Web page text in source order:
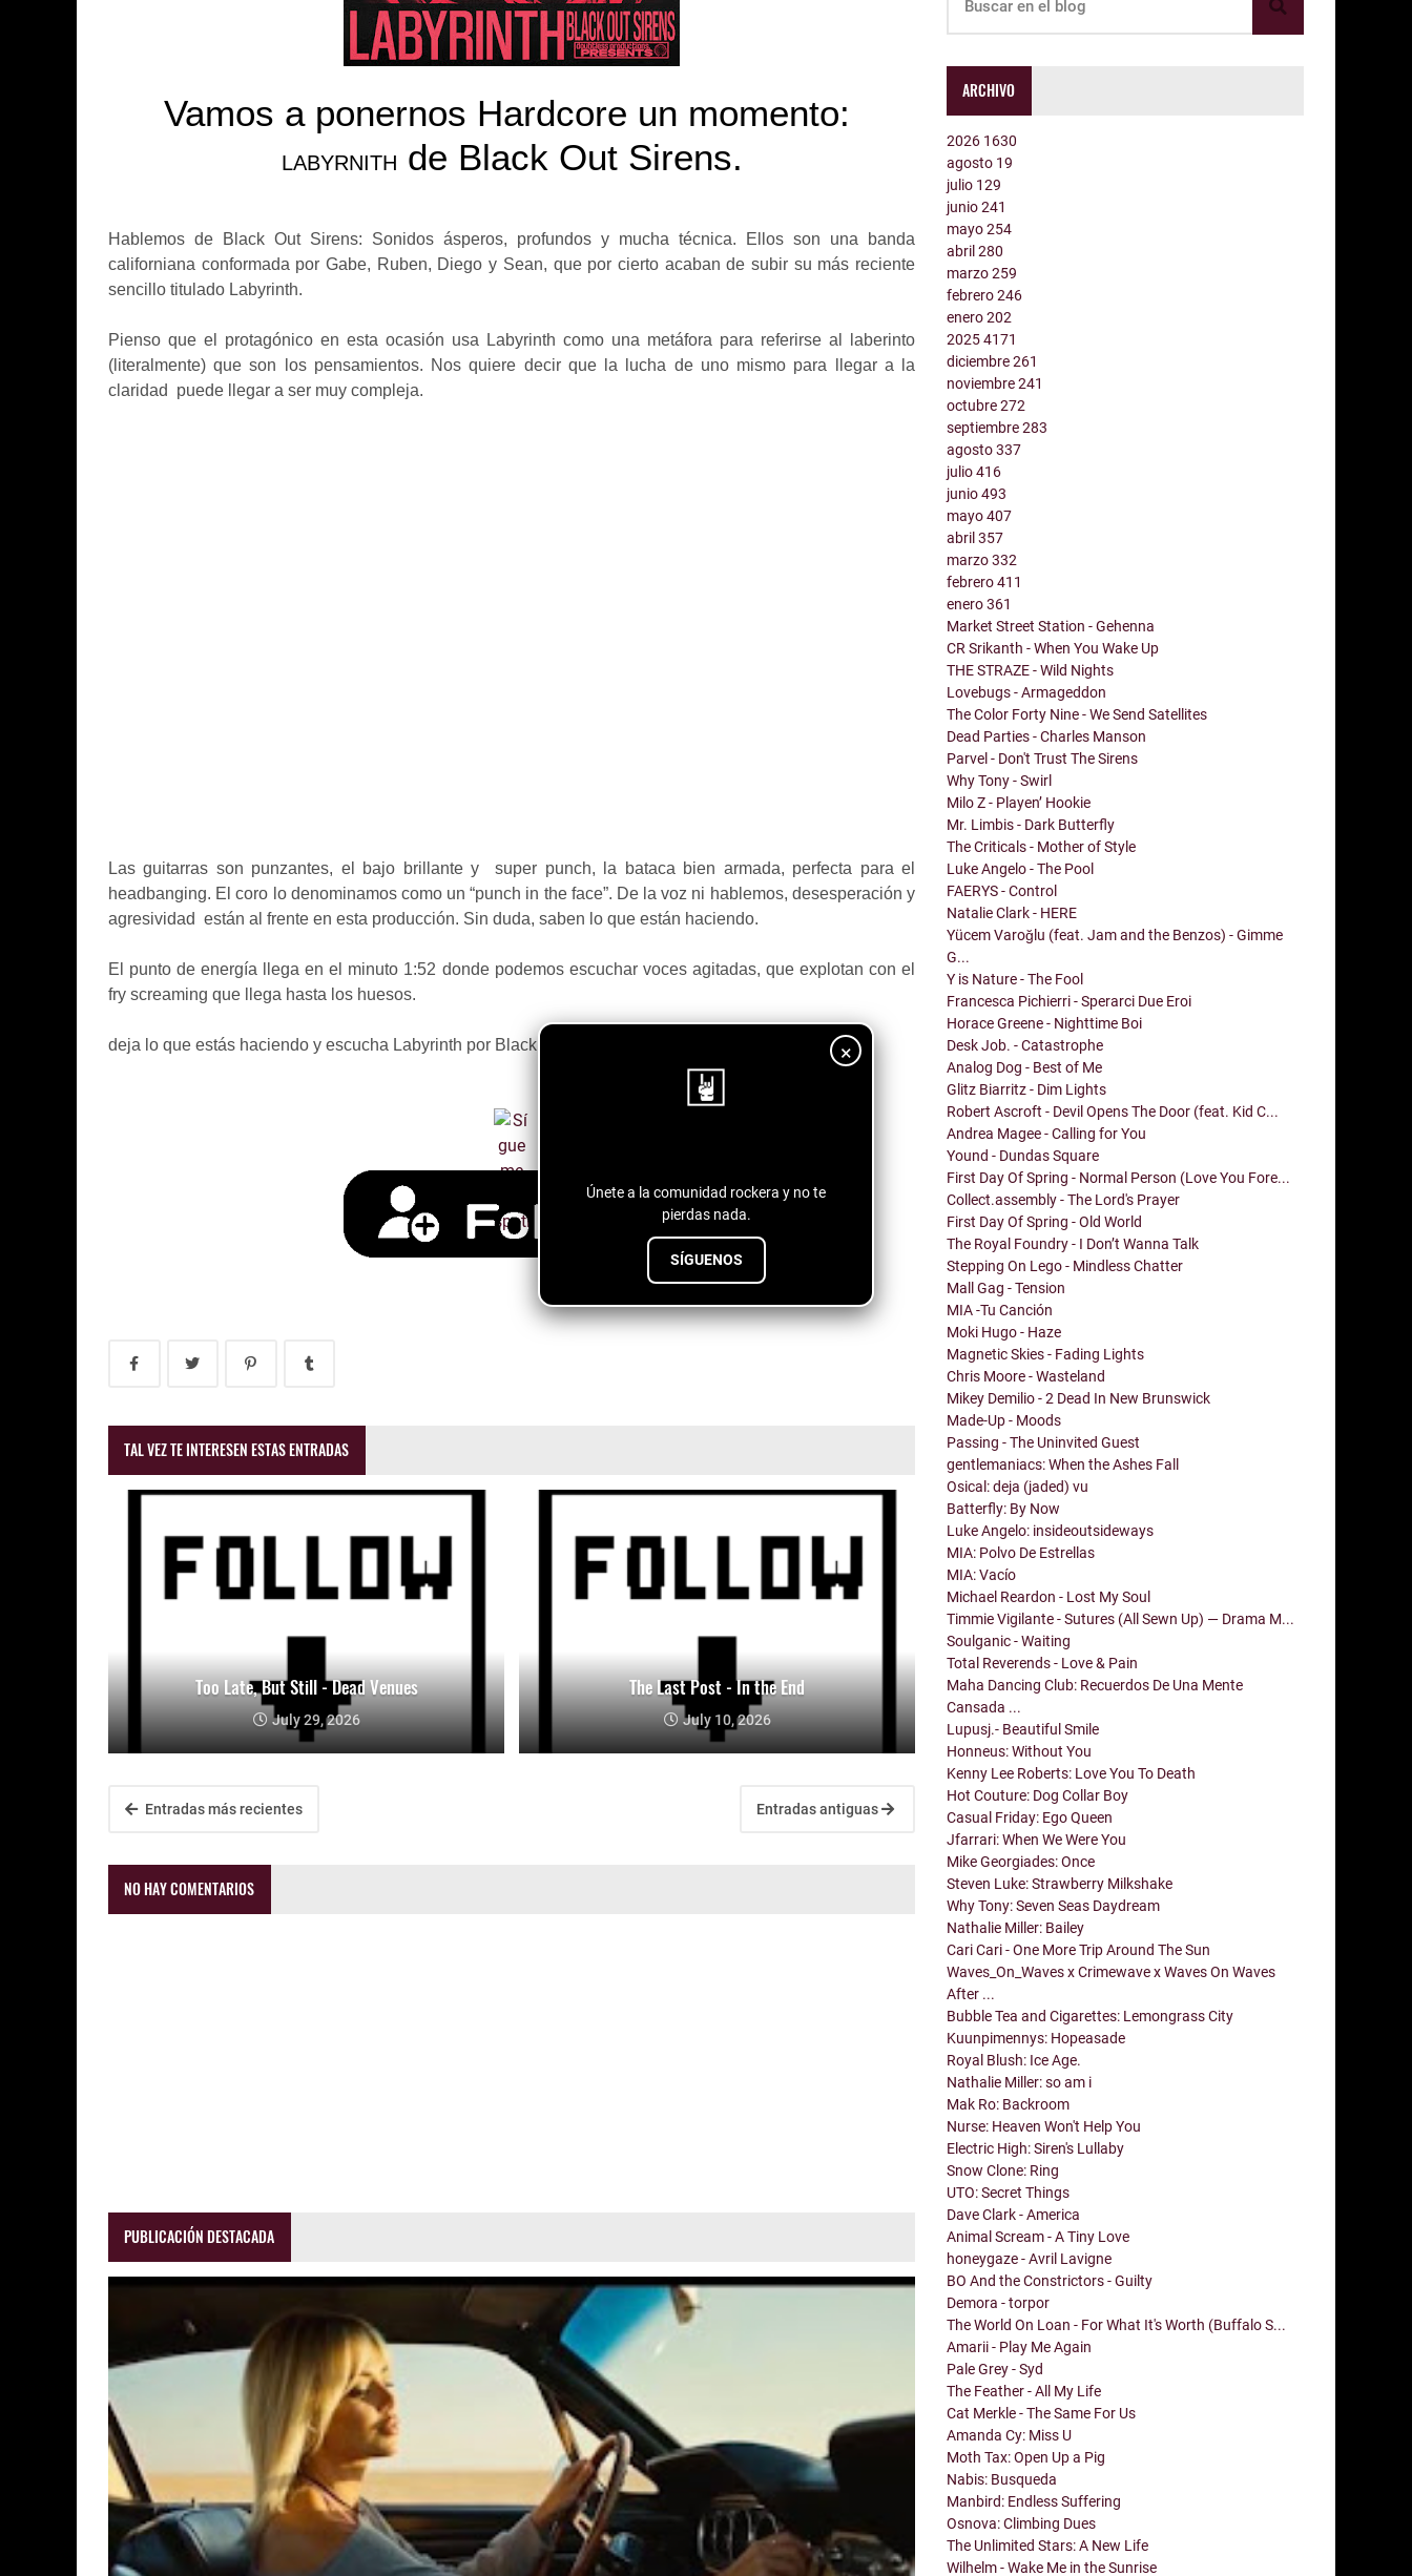
×
Únete a la comunidad rockera y no te
pierdas nada.
SÍGUENOS
Vamos a ponernos Hardcore un momento:
LABYRNITH de Black Out Sirens.
Hablemos de Black Out Sirens: Sonidos ásperos, profundos y mucha técnica. Ellos son una banda
californiana conformada por Gabe, Ruben, Diego y Sean, que por cierto acaban de subir su más reciente
sencillo titulado Labyrinth.
Pienso que el protagónico en esta ocasión usa Labyrinth como una metáfora para referirse al laberinto
(literalmente) que son los pensamientos. Nos quiere decir que la lucha de uno mismo para llegar a la
claridad
puede llegar a ser muy compleja.
Las guitarras son punzantes, el bajo brillante y super punch, la bataca bien armada, perfecta para el
headbanging. El coro lo denominamos como un “punch in the face”. De la voz ni hablemos, desesperación y
agresividad están al frente en esta producción. Sin duda, saben lo que están haciendo.
El punto de energía llega en el minuto 1:52 donde podemos escuchar voces agitadas, que explotan con el
fry screaming que llega hasta los huesos.
deja lo que estás haciendo y escucha Labyrinth por Black Out Sirens.
TAL VEZ TE INTERESEN ESTAS ENTRADAS
Too Late, But Still - Dead Venues
July 29, 2026
The Last Post - In the End
July 10, 2026
Entradas más recientes Entradas antiguas
NO HAY COMENTARIOS
PUBLICACIÓN DESTACADA
ARCHIVO
2026 1630
agosto 19
julio 129
junio241
mayo254
abril280
marzo259
febrero246
enero202
20254171
diciembre261
noviembre241
octubre272
septiembre283
agosto337
julio416
junio493
mayo407
abril357
marzo332
febrero411
enero361
Market Street Station - Gehenna
CR Srikanth - When You Wake Up
THE STRAZE - Wild Nights
Lovebugs - Armageddon
The Color Forty Nine - We Send Satellites
Dead Parties - Charles Manson
Parvel - Don't Trust The Sirens
Why Tony - Swirl
Milo Z - Playen’ Hookie
Mr. Limbis - Dark Butterfly
The Criticals - Mother of Style
Luke Angelo - The Pool
FAERYS - Control
Natalie Clark - HERE
Yücem Varoğlu (feat. Jam and the Benzos) - Gimme
G...
Y is Nature - The Fool
Francesca Pichierri - Sperarci Due Eroi
Horace Greene - Nighttime Boi
Desk Job. - Catastrophe
Analog Dog - Best of Me
Glitz Biarritz - Dim Lights
Robert Ascroft - Devil Opens The Door (feat. Kid C...
Andrea Magee - Calling for You
Yound - Dundas Square
First Day Of Spring - Normal Person (Love You Fore...
Collect.assembly - The Lord's Prayer
First Day Of Spring - Old World
The Royal Foundry - I Don’t Wanna Talk
Stepping On Lego - Mindless Chatter
Mall Gag - Tension
MIA -Tu Canción
Moki Hugo - Haze
Magnetic Skies - Fading Lights
Chris Moore - Wasteland
Mikey Demilio - 2 Dead In New Brunswick
Made-Up - Moods
Passing - The Uninvited Guest
gentlemaniacs: When the Ashes Fall
Osical: deja (jaded) vu
Batterfly: By Now
Luke Angelo: insideoutsideways
MIA: Polvo De Estrellas
MIA: Vacío
Michael Reardon - Lost My Soul
Timmie Vigilante - Sutures (All Sewn Up) — Drama M...
Soulganic - Waiting
Total Reverends - Love & Pain
Maha Dancing Club: Recuerdos De Una Mente
Cansada ...
Lupusj.- Beautiful Smile
Honneus: Without You
Kenny Lee Roberts: Love You To Death
Hot Couture: Dog Collar Boy
Casual Friday: Ego Queen
Jfarrari: When We Were You
Mike Georgiades: Once
Steven Luke: Strawberry Milkshake
Why Tony: Seven Seas Daydream
Nathalie Miller: Bailey
Cari Cari - One More Trip Around The Sun
Waves_On_Waves x Crimewave x Waves On Waves
After ...
Bubble Tea and Cigarettes: Lemongrass City
Kuunpimennys: Hopeasade
Royal Blush: Ice Age.
Nathalie Miller: so am i
Mak Ro: Backroom
Nurse: Heaven Won't Help You
Electric High: Siren's Lullaby
Snow Clone: Ring
UTO: Secret Things
Dave Clark - America
Animal Scream - A Tiny Love
honeygaze - Avril Lavigne
BO And the Constrictors - Guilty
Demora - torpor
The World On Loan - For What It's Worth (Buffalo S...
Amarii - Play Me Again
Pale Grey - Syd
The Feather - All My Life
Cat Merkle - The Same For Us
Amanda Cy: Miss U
Moth Tax: Open Up a Pig
Nabis: Busqueda
Manbird: Endless Suffering
Osnova: Climbing Dues
The Unlimited Stars: A New Life
Wilhelm - Wake Me in the Sunrise